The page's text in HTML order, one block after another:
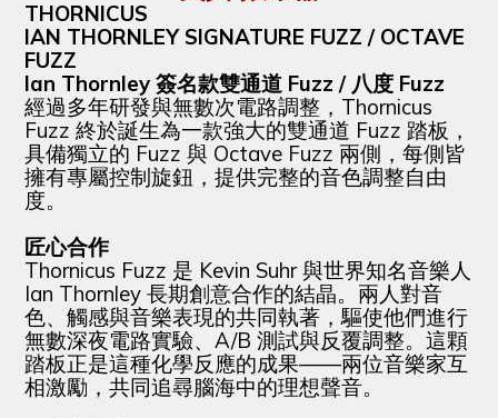
THORNICUS
IAN THORNLEY SIGNATURE FUZZ / OCTAVE
FUZZ
Ian Thornley 簽名款雙通道 Fuzz / 八度 Fuzz
經過多年研發與無數次電路調整，Thornicus
Fuzz 終於誕生為一款強大的雙通道 Fuzz 踏板，
具備獨立的 Fuzz 與 Octave Fuzz 兩側，每側皆
擁有專屬控制旋鈕，提供完整的音色調整自由
度。
匠心合作
Thornicus Fuzz 是 Kevin Suhr 與世界知名音樂人
Ian Thornley 長期創意合作的結晶。兩人對音
色、觸感與音樂表現的共同執著，驅使他們進行
無數深夜電路實驗、A/B 測試與反覆調整。這顆
踏板正是這種化學反應的成果——兩位音樂家互
相激勵，共同追尋腦海中的理想聲音。